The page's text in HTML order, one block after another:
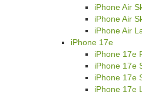
iPhone Air
iPhone Air
iPhone Air
iPhone 17e
iPhone 17e
iPhone 17e
iPhone 17e
iPhone 17e